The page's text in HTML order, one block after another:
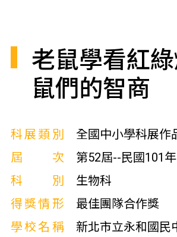
老鼠學看紅
鼠們的智商
科展類別
全國中小學科展作
屆次
第52屆--民國101年
科別
生物科
得獎情形
最佳團隊合作獎
學校名稱
新北市立永和國民